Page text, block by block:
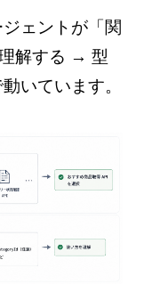
ェントが「関
解する → 型
いています。